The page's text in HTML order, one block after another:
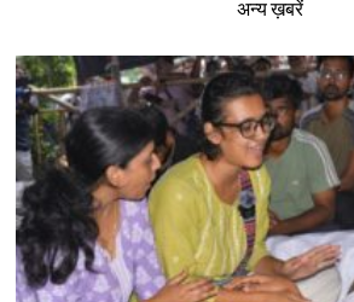
अन्य ख़बरें